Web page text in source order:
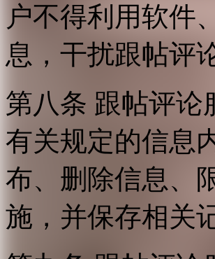
户不得利用软件
息，干扰跟帖评
第八条 跟帖评论
有关规定的信息
布、删除信息、
施，并保存相关